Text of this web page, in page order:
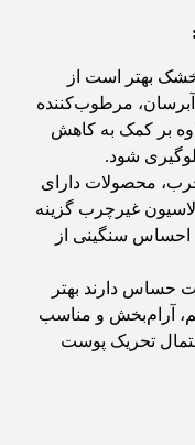
:
بهتر است از
مرطوب‌کننده
بر کمک به کاهش
شود.
محصولات دارای
غیرچرب گزینه
احساس سنگینی از
حساس دارند بهتر
آرام‌بخش و مناسب
تحریک پوست